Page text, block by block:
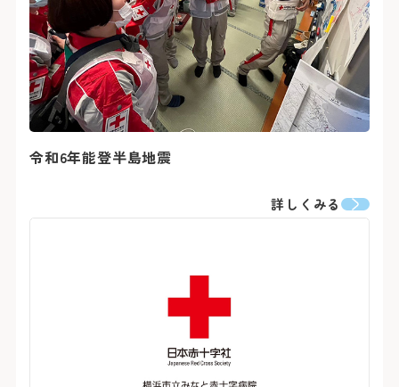
令和6年能登半島地震
詳しくみる